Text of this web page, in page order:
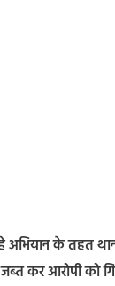
अभियान के तहत
कर आरोपी को